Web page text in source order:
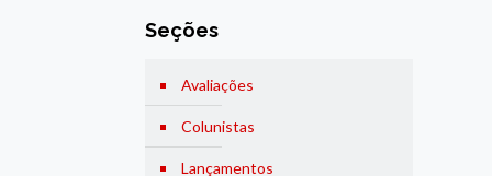
Seções
Avaliações
Colunistas
Lançamentos